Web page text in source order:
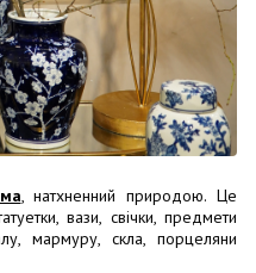
, натхненний природою. Це
вази, свічки, предмети
мармуру, скла, порцеляни